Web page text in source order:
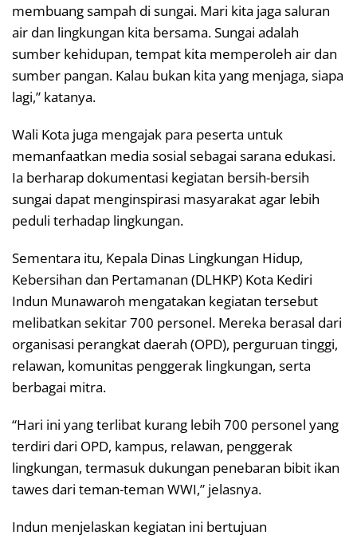
membuang sampah di sungai. Mari kita jaga saluran
air dan lingkungan kita bersama. Sungai adalah
sumber kehidupan, tempat kita memperoleh air dan
sumber pangan. Kalau bukan kita yang menjaga, siapa
lagi,” katanya.
Wali Kota juga mengajak para peserta untuk
memanfaatkan media sosial sebagai sarana edukasi.
Ia berharap dokumentasi kegiatan bersih-bersih
sungai dapat menginspirasi masyarakat agar lebih
peduli terhadap lingkungan.
Sementara itu, Kepala Dinas Lingkungan Hidup,
Kebersihan dan Pertamanan (DLHKP) Kota Kediri
Indun Munawaroh mengatakan kegiatan tersebut
melibatkan sekitar 700 personel. Mereka berasal dari
organisasi perangkat daerah (OPD), perguruan tinggi,
relawan, komunitas penggerak lingkungan, serta
berbagai mitra.
“Hari ini yang terlibat kurang lebih 700 personel yang
terdiri dari OPD, kampus, relawan, penggerak
lingkungan, termasuk dukungan penebaran bibit ikan
tawes dari teman-teman WWI,” jelasnya.
Indun menjelaskan kegiatan ini bertujuan